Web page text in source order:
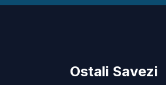
Ostali Savezi